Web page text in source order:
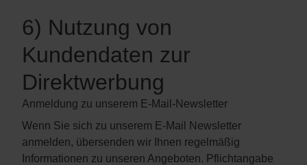
6) Nutzung von
Kundendaten zur
Direktwerbung
Anmeldung zu unserem E-Mail-Newsletter
Wenn Sie sich zu unserem E-Mail Newsletter
anmelden, übersenden wir Ihnen regelmäßig
Informationen zu unseren Angeboten. Pflichtangabe